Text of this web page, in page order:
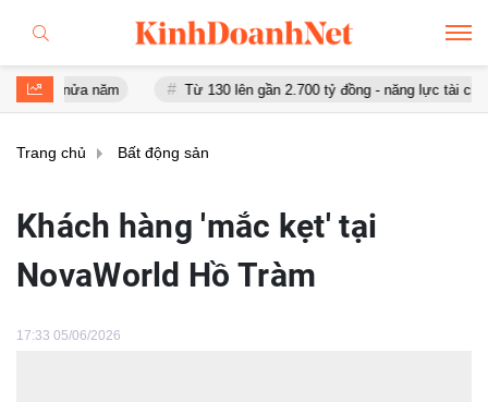
năm Từ 130 lên gần 2.700 tỷ đồng - năng lực tài chính của
Trang chủ Bất động sản
Khách hàng 'mắc kẹt' tại
NovaWorld Hồ Tràm
17:33 05/06/2026